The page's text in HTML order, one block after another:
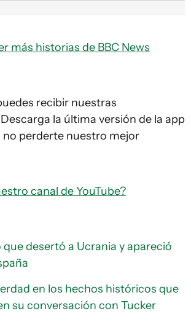
más historias de BBC News
recibir nuestras
la última versión de la app
no perderte nuestro mejor
canal de YouTube?
desertó a Ucrania y apareció
en los hechos históricos que
su conversación con Tucker